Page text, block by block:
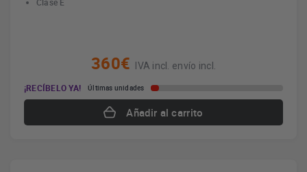
360€
IVA incl. envío incl.
¡RECÍBELO YA!
Últimas unidades
Añadir al carrito